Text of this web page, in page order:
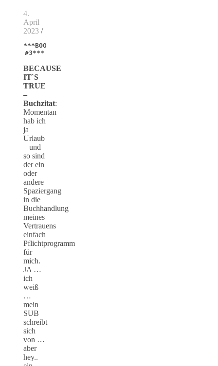
4.
April
2023 /
***BOOKISHDIENSTAGSWEISHEITEN
#3***
BECAUSE
IT`S
TRUE
–
Buchzitat:
Momentan
hab ich
ja
Urlaub
– und
so sind
der ein
oder
andere
Spaziergang
in die
Buchhandlung
meines
Vertrauens
einfach
Pflichtprogramm
für
mich.
JA …
ich
weiß
…
mein
SUB
schreibt
sich
von …
aber
hey..